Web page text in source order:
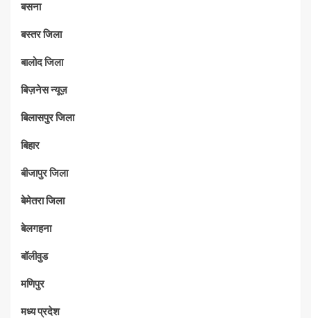
बसना
बस्तर जिला
बालोद जिला
बिज़नेस न्यूज़
बिलासपुर जिला
बिहार
बीजापुर जिला
बेमेतरा जिला
बेलगहना
बॉलीवुड
मणिपुर
मध्‍य प्रदेश